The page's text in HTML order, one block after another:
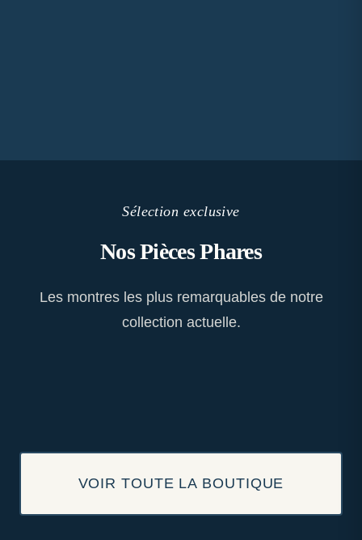
Sélection exclusive
Nos Pièces Phares
Les montres les plus remarquables de notre
collection actuelle.
VOIR TOUTE LA BOUTIQUE